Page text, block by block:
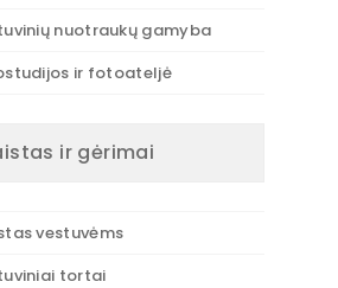
nuotraukų gamyba
ir fotoateljė
ir gėrimai
vestuvėms
tortai